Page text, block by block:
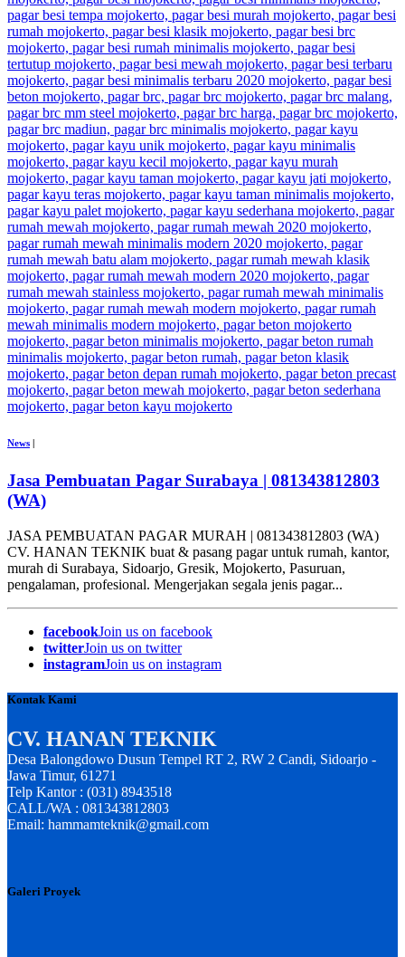
News
Jasa Pembuatan Pagar Surabaya | 081343812803
(WA)
JASA PEMBUATAN PAGAR MURAH | 081343812803 (WA)
CV. HANAN TEKNIK buat & pasang pagar untuk rumah, kantor,
murah di Surabaya, Sidoarjo, Gresik, Mojokerto, Pasuruan,
pengalaman, profesional. Mengerjakan segala jenis pagar...
facebookJoin us on facebook
twitterJoin us on twitter
instagramJoin us on instagram
Kontak Kami
CV. HANAN TEKNIK
Desa Balongdowo Dusun Tempel RT 2, RW 2 Candi, Sidoarjo -
Jawa Timur, 61271
Telp Kantor : (031) 8943518
CALL/WA : 081343812803
Email: hammamteknik@gmail.com
Galeri Proyek